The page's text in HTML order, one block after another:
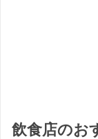
飲食店のお